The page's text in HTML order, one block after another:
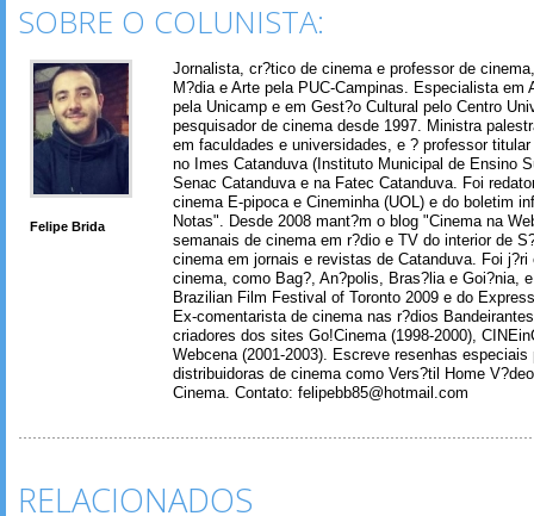
SOBRE O COLUNISTA:
Felipe Brida
Jornalista, cr?tico de cinema e professor de
M?dia e Arte pela PUC-Campinas. Especialista em
pela Unicamp e em Gest?o Cultural pelo Centro
pesquisador de cinema desde 1997. Ministra
em faculdades e universidades, e ? professor
no Imes Catanduva (Instituto Municipal de Ensino
Senac Catanduva e na Fatec Catanduva. Foi
cinema E-pipoca e Cineminha (UOL) e do boletim
Notas". Desde 2008 mant?m o blog "Cinema na
semanais de cinema em r?dio e TV do interior de
cinema em jornais e revistas de Catanduva. Foi
cinema, como Bag?, An?polis, Bras?lia e Goi?nia,
Brazilian Film Festival of Toronto 2009 e do
Ex-comentarista de cinema nas r?dios
criadores dos sites Go!Cinema (1998-2000),
Webcena (2001-2003). Escreve resenhas especiais
distribuidoras de cinema como Vers?til Home
Cinema. Contato: felipebb85@hotmail.com
RELACIONADOS